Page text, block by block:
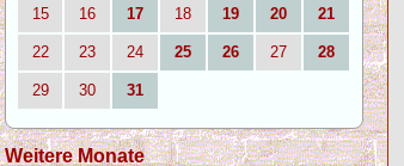
15 16 17 18 19 20 21
22 23 24 25 26 27 28
29 30 31
Weitere Monate